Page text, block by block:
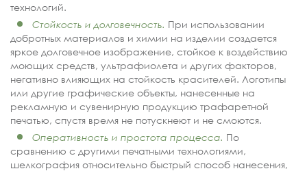
технологий.
Стойкость и долговечность. При использовании
добротных материалов и химии на изделии создается
яркое долговечное изображение, стойкое к воздействию
моющих средств, ультрафиолета и других факторов,
негативно влияющих на стойкость красителей. Логотипы
или другие графические объекты, нанесенные на
рекламную и сувенирную продукцию трафаретной
печатью, спустя время не потускнеют и не смоются.
Оперативность и простота процесса. По
сравнению с другими печатными технологиями,
шелкография относительно быстрый способ нанесения,